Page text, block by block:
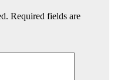
Required fields are